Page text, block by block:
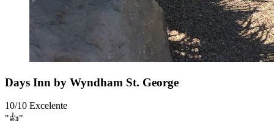
Days Inn by Wyndham St. George
10/10 Excelente
"👍"